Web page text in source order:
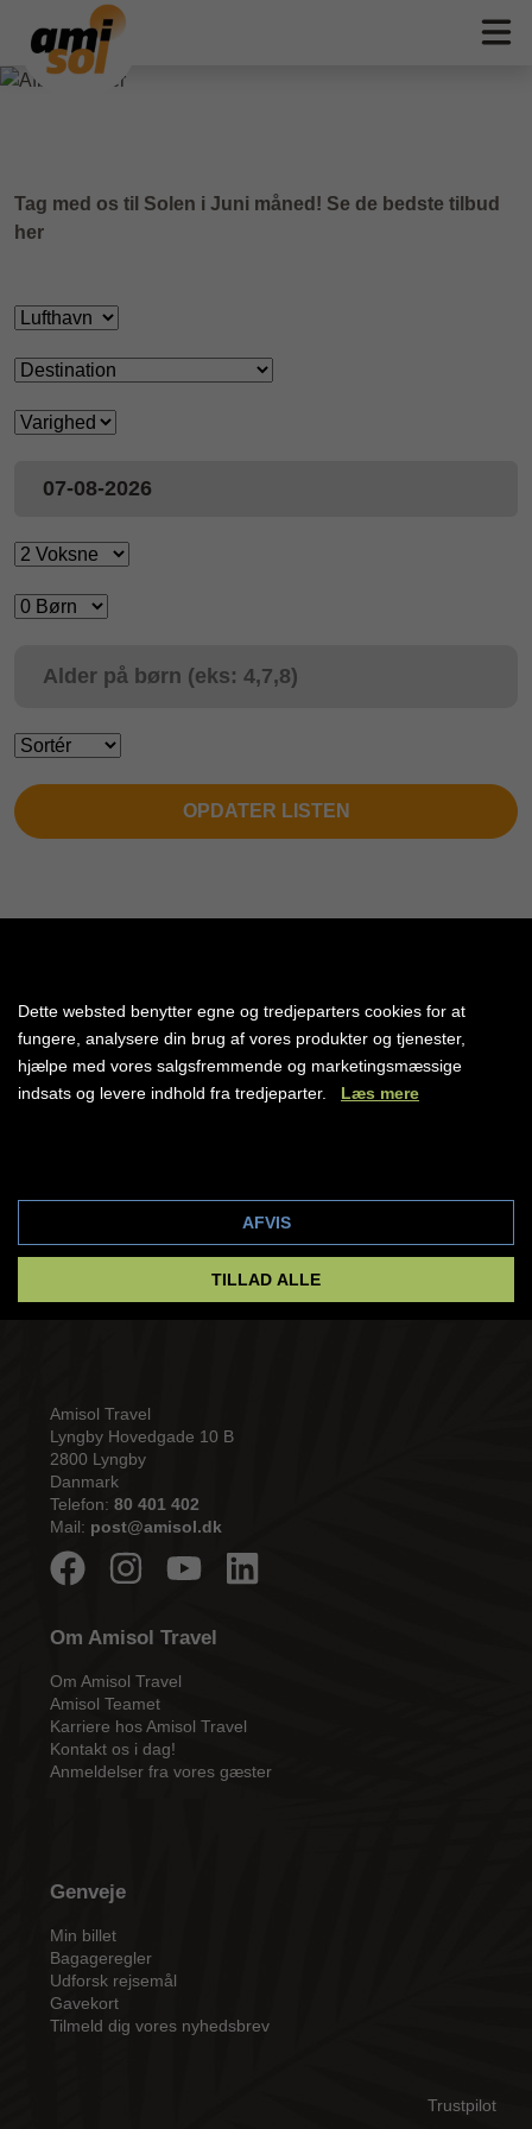
Tag med os til Solen i Juni måned! Se de bedste tilbud
her
OPDATER LISTEN
Amisol Travel
Lyngby Hovedgade 10 B
2800 Lyngby
Danmark
Telefon: 80 401 402
Mail: post@amisol.dk
Om Amisol Travel
Om Amisol Travel
Amisol Teamet
Karriere hos Amisol Travel
Kontakt os i dag!
Anmeldelser fra vores gæster
Genveje
Min billet
Bagageregler
Udforsk rejsemål
Gavekort
Tilmeld dig vores nyhedsbrev
Trustpilot
Dette websted benytter egne og tredjeparters cookies for at
fungere, analysere din brug af vores produkter og tjenester,
hjælpe med vores salgsfremmende og marketingsmæssige
indsats og levere indhold fra tredjeparter. Læs mere
AFVIS
TILLAD ALLE